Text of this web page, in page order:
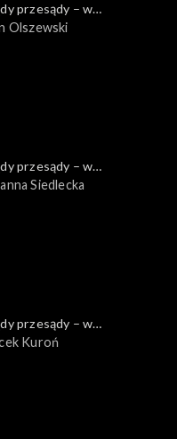
przesądy – w
Olszewski
przesądy – w
Siedlecka
przesądy – w
Kuroń